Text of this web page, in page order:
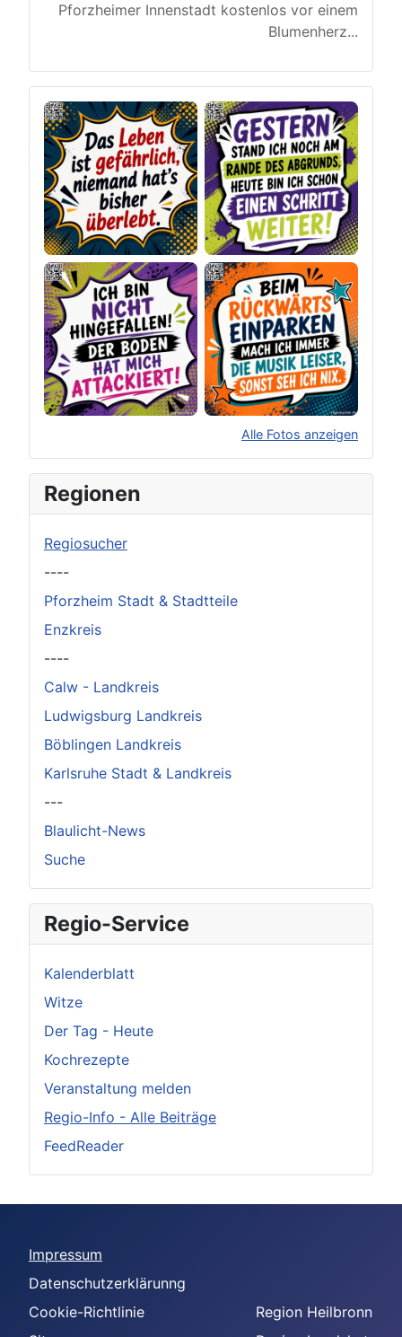
Pforzheimer Innenstadt kostenlos vor einem
Blumenherz...
Alle Fotos anzeigen
Original herunterladen
Regionen
Regiosucher
----
Pforzheim Stadt & Stadtteile
Enzkreis
----
Calw - Landkreis
Ludwigsburg Landkreis
Böblingen Landkreis
Karlsruhe Stadt & Landkreis
---
Blaulicht-News
Suche
Regio-Service
Kalenderblatt
Witze
Der Tag - Heute
Kochrezepte
Veranstaltung melden
Regio-Info - Alle Beiträge
FeedReader
Impressum
Datenschutzerklärunng
Cookie-Richtlinie
Region Heilbronn